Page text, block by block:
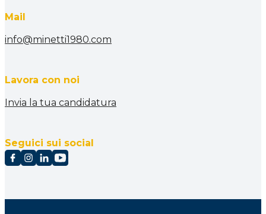
Mail
info@minetti1980.com
Lavora con noi
Invia la tua candidatura
Seguici sui social